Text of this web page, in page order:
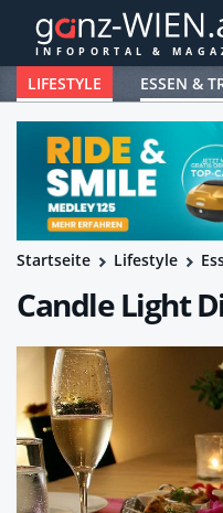
LIFESTYLE ESSEN &
Startseite Lifestyle
Candle Light